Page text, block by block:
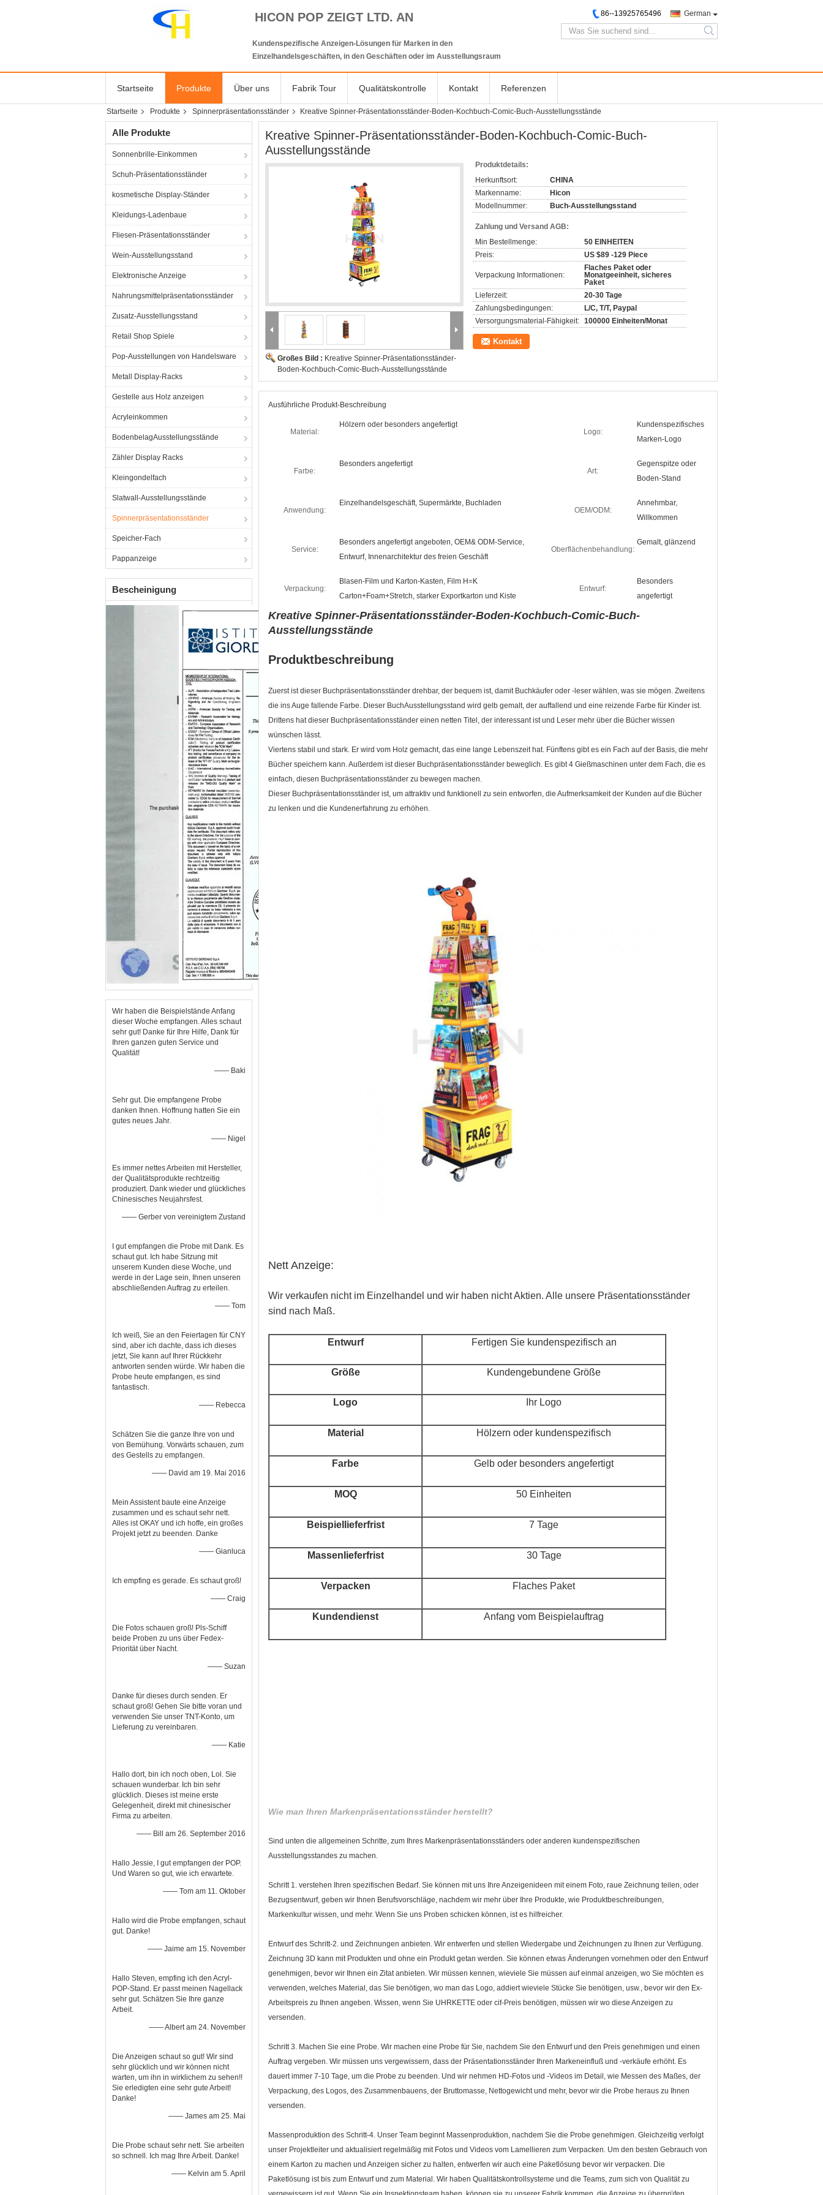
HICON POP ZEIGT LTD. AN
Kundenspezifische Anzeigen-Lösungen für Marken in den
Einzelhandelsgeschäften, in den Geschäften oder im Ausstellungsraum
German
86--13925765496
search
Startseite Produkte Über uns Fabrik Tour Qualitätskontrolle Kontakt Referenzen
Startseite Produkte Spinnerpräsentationsständer Kreative Spinner-Präsentationsständer-Boden-Kochbuch-Comic-Buch-Ausstellungsstände
Alle Produkte
Sonnenbrille-Einkommen
Schuh-Präsentationsständer
kosmetische Display-Ständer
Kleidungs-Ladenbaue
Fliesen-Präsentationsständer
Wein-Ausstellungsstand
Elektronische Anzeige
Nahrungsmittelpräsentationsständer
Zusatz-Ausstellungsstand
Retail Shop Spiele
Pop-Ausstellungen von Handelsware
Metall Display-Racks
Gestelle aus Holz anzeigen
Acryleinkommen
BodenbelagAusstellungsstände
Zähler Display Racks
Kleingondelfach
Slatwall-Ausstellungsstände
Spinnerpräsentationsständer
Speicher-Fach
Pappanzeige
Bescheinigung
Wir haben die Beispielstände Anfang
dieser Woche empfangen. Alles schaut
sehr gut! Danke für Ihre Hilfe, Dank für
Ihren ganzen guten Service und
Qualität!
—— Baki
Sehr gut. Die empfangene Probe
danken Ihnen. Hoffnung hatten Sie ein
gutes neues Jahr.
—— Nigel
Es immer nettes Arbeiten mit Hersteller,
der Qualitätsprodukte rechtzeitig
produziert. Dank wieder und glückliches
Chinesisches Neujahrsfest.
—— Gerber von vereinigtem Zustand
I gut empfangen die Probe mit Dank. Es
schaut gut. Ich habe Sitzung mit
unserem Kunden diese Woche, und
werde in der Lage sein, Ihnen unseren
abschließenden Auftrag zu erteilen.
—— Tom
Ich weiß, Sie an den Feiertagen für CNY
sind, aber ich dachte, dass ich dieses
jetzt, Sie kann auf Ihrer Rückkehr
antworten senden würde. Wir haben die
Probe heute empfangen, es sind
fantastisch.
—— Rebecca
Schätzen Sie die ganze Ihre von und
von Bemühung. Vorwärts schauen, zum
des Gestells zu empfangen.
—— David am 19. Mai 2016
Mein Assistent baute eine Anzeige
zusammen und es schaut sehr nett.
Alles ist OKAY und ich hoffe, ein großes
Projekt jetzt zu beenden. Danke
—— Gianluca
Ich empfing es gerade. Es schaut groß!
—— Craig
Die Fotos schauen groß! Pls-Schiff
beide Proben zu uns über Fedex-
Priorität über Nacht.
—— Suzan
Danke für dieses durch senden. Er
schaut groß! Gehen Sie bitte voran und
verwenden Sie unser TNT-Konto, um
Lieferung zu vereinbaren.
—— Katie
Hallo dort, bin ich noch oben, Lol. Sie
schauen wunderbar. Ich bin sehr
glücklich. Dieses ist meine erste
Gelegenheit, direkt mit chinesischer
Firma zu arbeiten.
—— Bill am 26. September 2016
Hallo Jessie, I gut empfangen der POP.
Und Waren so gut, wie ich erwartete.
—— Tom am 11. Oktober
Hallo wird die Probe empfangen, schaut
gut. Danke!
—— Jaime am 15. November
Hallo Steven, empfing ich den Acryl-
POP-Stand. Er passt meinen Nagellack
sehr gut. Schätzen Sie Ihre ganze
Arbeit.
—— Albert am 24. November
Die Anzeigen schaut so gut! Wir sind
sehr glücklich und wir können nicht
warten, um ihn in wirklichem zu sehen!!
Sie erledigten eine sehr gute Arbeit!
Danke!
—— James am 25. Mai
Die Probe schaut sehr nett. Sie arbeiten
so schnell. Ich mag Ihre Arbeit. Danke!
—— Kelvin am 5. April
Kreative Spinner-Präsentationsständer-Boden-Kochbuch-Comic-Buch-
Ausstellungsstände
Großes Bild : Kreative Spinner-Präsentationsständer-
Boden-Kochbuch-Comic-Buch-Ausstellungsstände
Produktdetails:
Herkunftsort:
CHINA
Markenname:
Hicon
Modellnummer:
Buch-Ausstellungsstand
Zahlung und Versand AGB:
Min Bestellmenge:
50 EINHEITEN
Preis:
US $89 -129 Piece
Verpackung Informationen:
Flaches Paket oder
Monatgeeinheit, sicheres
Paket
Lieferzeit:
20-30 Tage
Zahlungsbedingungen:
L/C, T/T, Paypal
Versorgungsmaterial-Fähigkeit: 100000 Einheiten/Monat
Kontakt
Ausführliche Produkt-Beschreibung
Material:
Hölzern oder besonders angefertigt
Logo:
Kundenspezifisches
Marken-Logo
Farbe:
Besonders angefertigt
Art:
Gegenspitze oder
Boden-Stand
Anwendung:
Einzelhandelsgeschäft, Supermärkte, Buchladen
OEM/ODM:
Annehmbar,
Willkommen
Service:
Besonders angefertigt angeboten, OEM& ODM-Service,
Entwurf, Innenarchitektur des freien Geschäft
Oberflächenbehandlung:
Gemalt, glänzend
Verpackung:
Blasen-Film und Karton-Kasten, Film H=K
Carton+Foam+Stretch, starker Exportkarton und Kiste
Entwurf:
Besonders
angefertigt
Kreative Spinner-Präsentationsständer-Boden-Kochbuch-Comic-Buch-
Ausstellungsstände
Produktbeschreibung
Zuerst ist dieser Buchpräsentationsständer drehbar, der bequem ist, damit Buchkäufer oder -leser wählen, was sie mögen. Zweitens
die ins Auge fallende Farbe. Dieser BuchAusstellungsstand wird gelb gemalt, der auffallend und eine reizende Farbe für Kinder ist.
Drittens hat dieser Buchpräsentationsständer einen netten Titel, der interessant ist und Leser mehr über die Bücher wissen
wünschen lässt.
Viertens stabil und stark. Er wird vom Holz gemacht, das eine lange Lebenszeit hat. Fünftens gibt es ein Fach auf der Basis, die mehr
Bücher speichern kann. Außerdem ist dieser Buchpräsentationsständer beweglich. Es gibt 4 Gießmaschinen unter dem Fach, die es
einfach, diesen Buchpräsentationsständer zu bewegen machen.
Dieser Buchpräsentationsständer ist, um attraktiv und funktionell zu sein entworfen, die Aufmerksamkeit der Kunden auf die Bücher
zu lenken und die Kundenerfahrung zu erhöhen.
Nett Anzeige:
Wir verkaufen nicht im Einzelhandel und wir haben nicht Aktien. Alle unsere Präsentationsständer
sind nach Maß.
Entwurf Fertigen Sie kundenspezifisch an
Größe Kundengebundene Größe
Logo Ihr Logo
Material Hölzern oder kundenspezifisch
Farbe Gelb oder besonders angefertigt
MOQ 50 Einheiten
Beispiellieferfrist 7 Tage
Massenlieferfrist 30 Tage
Verpacken Flaches Paket
Kundendienst Anfang vom Beispielauftrag
Wie man Ihren Markenpräsentationsständer herstellt?
Sind unten die allgemeinen Schritte, zum Ihres Markenpräsentationsständers oder anderen kundenspezifischen
Ausstellungsstandes zu machen.
Schritt 1. verstehen Ihren spezifischen Bedarf. Sie können mit uns Ihre Anzeigenideen mit einem Foto, raue Zeichnung teilen, oder
Bezugsentwurf, geben wir Ihnen Berufsvorschläge, nachdem wir mehr über Ihre Produkte, wie Produktbeschreibungen,
Markenkultur wissen, und mehr. Wenn Sie uns Proben schicken können, ist es hilfreicher.
Entwurf des Schritt-2. und Zeichnungen anbieten. Wir entwerfen und stellen Wiedergabe und Zeichnungen zu Ihnen zur Verfügung.
Zeichnung 3D kann mit Produkten und ohne ein Produkt getan werden. Sie können etwas Änderungen vornehmen oder den Entwurf
genehmigen, bevor wir Ihnen ein Zitat anbieten. Wir müssen kennen, wieviele Sie müssen auf einmal anzeigen, wo Sie möchten es
verwenden, welches Material, das Sie benötigen, wo man das Logo, addiert wieviele Stücke Sie benötigen, usw., bevor wir den Ex-
Arbeitspreis zu Ihnen angeben. Wissen, wenn Sie UHRKETTE oder cif-Preis benötigen, müssen wir wo diese Anzeigen zu
versenden.
Schritt 3. Machen Sie eine Probe. Wir machen eine Probe für Sie, nachdem Sie den Entwurf und den Preis genehmigen und einen
Auftrag vergeben. Wir müssen uns vergewissern, dass der Präsentationsständer Ihren Markeneinfluß und -verkäufe erhöht. Es
dauert immer 7-10 Tage, um die Probe zu beenden. Und wir nehmen HD-Fotos und -Videos im Detail, wie Messen des Maßes, der
Verpackung, des Logos, des Zusammenbauens, der Bruttomasse, Nettogewicht und mehr, bevor wir die Probe heraus zu Ihnen
versenden.
Massenproduktion des Schritt-4. Unser Team beginnt Massenproduktion, nachdem Sie die Probe genehmigen. Gleichzeitig verfolgt
unser Projektleiter und aktualisiert regelmäßig mit Fotos und Videos vom Lamellieren zum Verpacken. Um den besten Gebrauch von
einem Karton zu machen und Anzeigen sicher zu halten, entwerfen wir auch eine Paketlösung bevor wir verpacken. Die
Paketlösung ist bis zum Entwurf und zum Material. Wir haben Qualitätskontrollsysteme und die Teams, zum sich von Qualität zu